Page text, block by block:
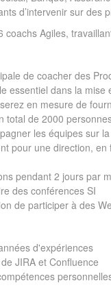
d’intervenir sur des
coachs Agiles,
de coacher des
essentiel dans la
en mesure de
total de 2000
les équipes sur
pour une direction,
pendant 2 jours par
des conférences SI
de participer à des
d'expériences
JIRA et Confluence